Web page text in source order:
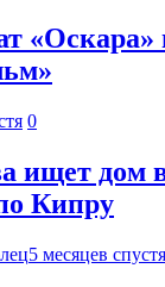
«Оскара»
0
ищет дом
Кипру
5 месяцев спустя